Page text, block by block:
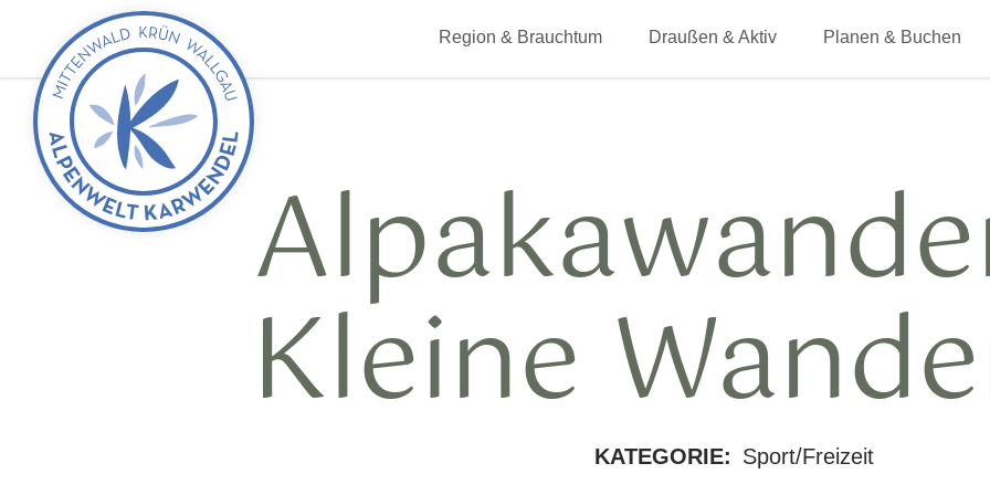
Region & Brauchtum Draußen & Aktiv Planen & Buchen
zurück
zur
Startseite
Kleine KATEGORIE: Sport/Freizeit